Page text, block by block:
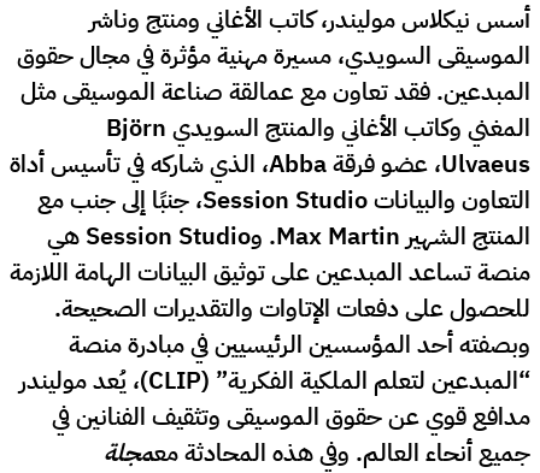
أسس نيكلاس موليندر، كاتب الأغاني ومنتج وناشر
الموسيقى السويدي، مسيرة مهنية مؤثرة في مجال حقوق
المبدعين. فقد تعاون مع عمالقة صناعة الموسيقى مثل
المغني وكاتب الأغاني والمنتج السويدي Björn
Ulvaeus، عضو فرقة Abba، الذي شاركه في تأسيس أداة
التعاون والبيانات Session Studio، جنبًا إلى جنب مع
المنتج الشهير Max Martin. وSession Studio هي
منصة تساعد المبدعين على توثيق البيانات الهامة اللازمة
للحصول على دفعات الإتاوات والتقديرات الصحيحة.
وبصفته أحد المؤسسين الرئيسيين في مبادرة منصة
“المبدعين لتعلم الملكية الفكرية” (CLIP)، يُعد موليندر
مدافع قوي عن حقوق الموسيقى وتثقيف الفنانين في
جميع أنحاء العالم. وفي هذه المحادثة معمجلة